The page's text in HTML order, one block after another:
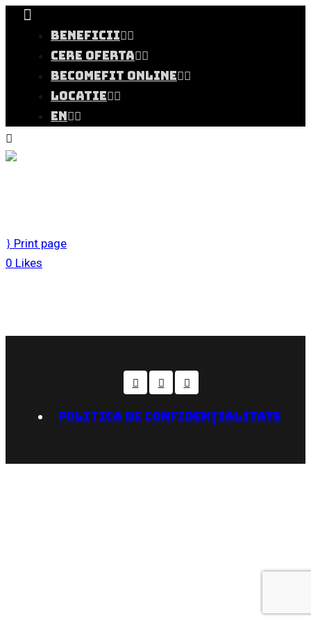
BENEFICII
CERE OFERTA
BECOMEFIT ONLINE
LOCATIE
EN
Print page
0 Likes
POLITICA DE CONFIDENȚIALITATE